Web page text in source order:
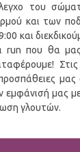
του
και των
και
run που θα μας
Στις
εμφάνισή μας
γλουτών.